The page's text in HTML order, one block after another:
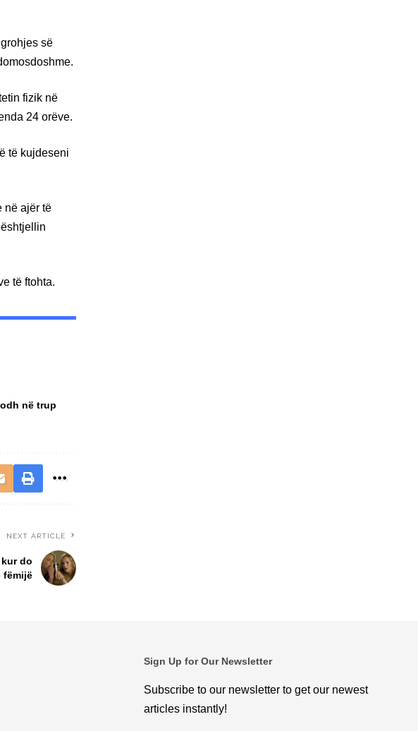
së
fizik në
24 orëve.
të kujdeseni
në ajër të
të ftohta.
në trup
NEXT ARTICLE
do
fëmijë
Sign Up for Our Newsletter
Subscribe to our newsletter to get our newest
articles instantly!